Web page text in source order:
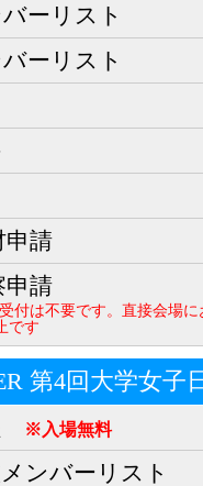
ーリスト
ーリスト
申請
申請
付は不要です。直接会場
です
第4回大学女子
※入場無料
ンバーリスト